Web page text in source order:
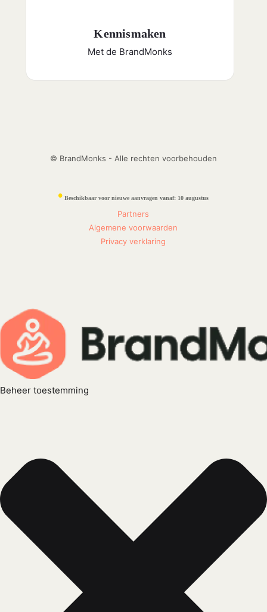
Kennismaken
Met de BrandMonks
© BrandMonks - Alle rechten voorbehouden
• Beschikbaar voor nieuwe aanvragen vanaf: 10 augustus
Partners
Algemene voorwaarden
Privacy verklaring
Beheer toestemming